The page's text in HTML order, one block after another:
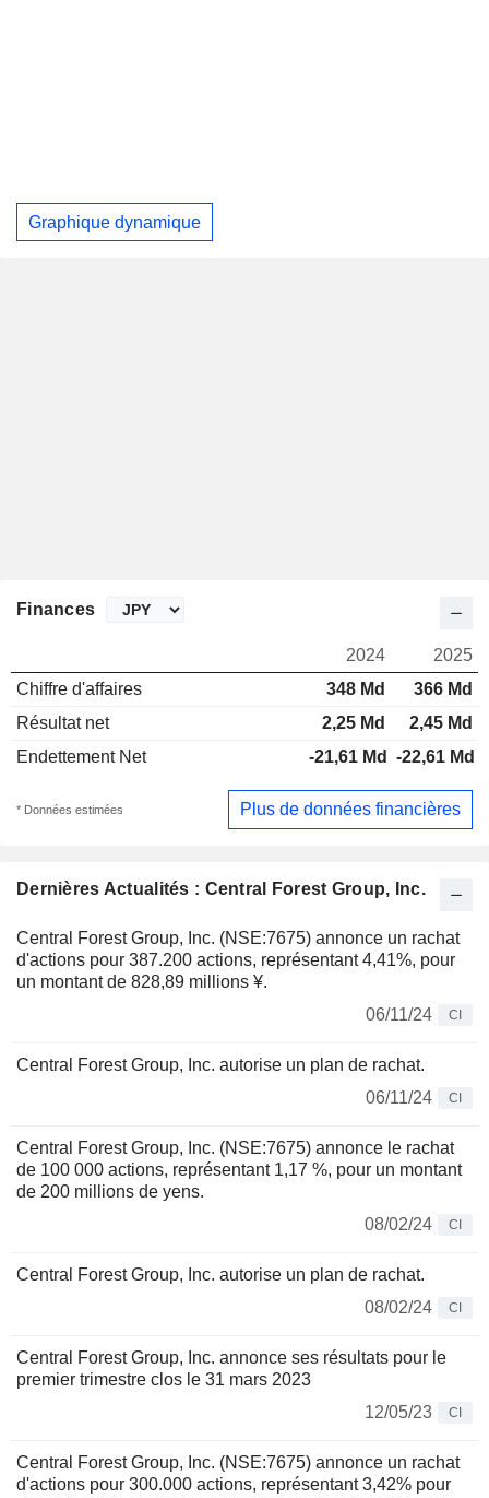
Graphique dynamique
Dernières Actualités : Central Forest Group, Inc.
Central Forest Group, Inc. (NSE:7675) annonce un rachat
d'actions pour 387.200 actions, représentant 4,41%, pour
un montant de 828,89 millions ¥.
06/11/24
CI
Central Forest Group, Inc. autorise un plan de rachat.
06/11/24
CI
Central Forest Group, Inc. (NSE:7675) annonce le rachat
de 100 000 actions, représentant 1,17 %, pour un montant
de 200 millions de yens.
08/02/24
CI
Central Forest Group, Inc. autorise un plan de rachat.
08/02/24
CI
Central Forest Group, Inc. annonce ses résultats pour le
premier trimestre clos le 31 mars 2023
12/05/23
CI
Central Forest Group, Inc. (NSE:7675) annonce un rachat
d'actions pour 300.000 actions, représentant 3,42% pour
Finances
2024
2025
Chiffre d'affaires
348 Md
366 Md
Résultat net
2,25 Md
2,45 Md
Endettement Net
-21,61 Md -22,61 Md
* Données estimées Plus de données financières